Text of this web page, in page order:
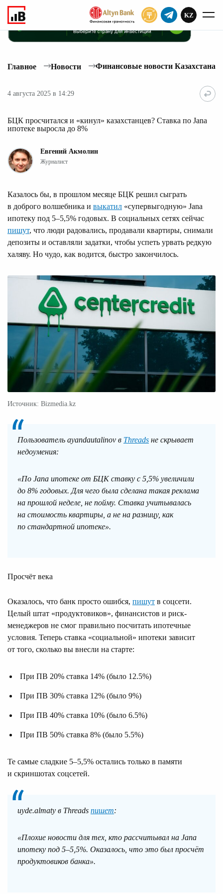
KZ
Главное Новости Финансовые новости Казахстана
4 августа 2025 в 14:29
БЦК просчитался и «кинул» казахстанцев? Ставка по Jana
ипотеке выросла до 8%
Евгений Акмолин
Журналист
Казалось бы, в прошлом месяце БЦК решил сыграть
в доброго волшебника и выкатил «супервыгодную» Jana
ипотеку под 5–5,5% годовых. В социальных сетях сейчас
пишут, что люди радовались, продавали квартиры, снимали
депозиты и оставляли задатки, чтобы успеть урвать редкую
халяву. Но чудо, как водится, быстро закончилось.
Источник: Bizmedia.kz
Пользователь ayandautalinov в Threads не скрывает
недоумения:
«По Jana ипотеке от БЦК ставку с 5,5% увеличили
до 8% годовых. Для чего была сделана такая реклама
на прошлой неделе, не пойму. Ставка учитывалась
на стоимость квартиры, а не на разницу, как
по стандартной ипотеке».
Просчёт века
Оказалось, что банк просто ошибся, пишут в соцсети.
Целый штат «продуктовиков», финансистов и риск-
менеджеров не смог правильно посчитать ипотечные
условия. Теперь ставка «социальной» ипотеки зависит
от того, сколько вы внесли на старте:
При ПВ 20% ставка 14% (было 12.5%)
При ПВ 30% ставка 12% (было 9%)
При ПВ 40% ставка 10% (было 6.5%)
При ПВ 50% ставка 8% (было 5.5%)
Те самые сладкие 5–5,5% остались только в памяти
и скриншотах соцсетей.
uyde.almaty в Threads пишет:
«Плохие новости для тех, кто рассчитывал на Jana
ипотеку под 5–5,5%. Оказалось, что это был просчёт
продуктовиков банка».